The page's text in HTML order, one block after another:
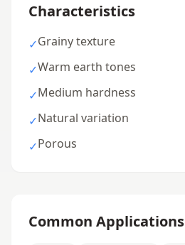
Characteristics
✓Grainy texture
✓Warm earth tones
✓Medium hardness
✓Natural variation
✓Porous
Common Applications